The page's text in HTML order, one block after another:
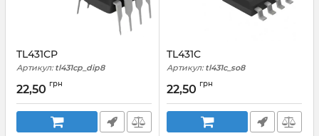
TL431CP
Артикул: tl431cp_dip8
22,50 грн
TL431C
Артикул: tl431c_so8
22,50 грн